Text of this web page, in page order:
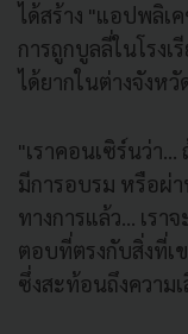
ได้สร้าง "แอปพลิเ
การถูกบูลลี่ในโรง
ได้ยากในต่างจังหวั
"เราคอนเซิร์นว่า
มีการอบรม หรือผ่
ทางการแล้ว... เรา
ตอบที่ตรงกับสิ่งที่เ
ซึ่งสะท้อนถึงความ